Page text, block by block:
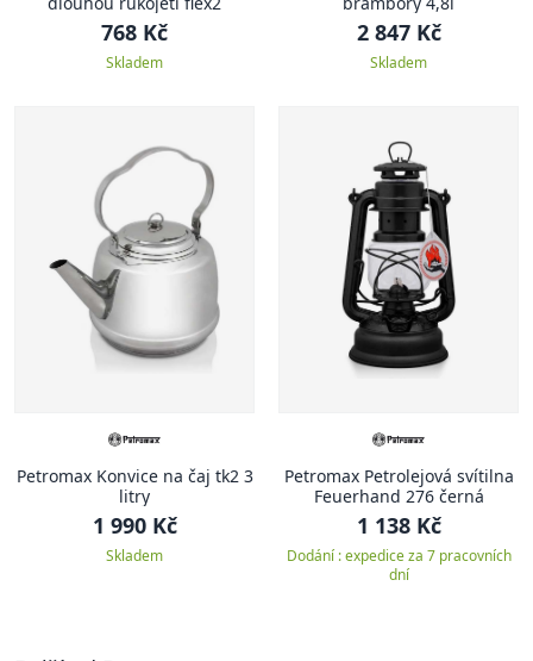
768 Kč
Skladem
2 847 Kč
Skladem
Petromax Konvice na čaj tk2 3
litry
1 990 Kč
Skladem
Petromax Petrolejová svítilna
Feuerhand 276 černá
1 138 Kč
Dodání : expedice za 7 pracovních
dní